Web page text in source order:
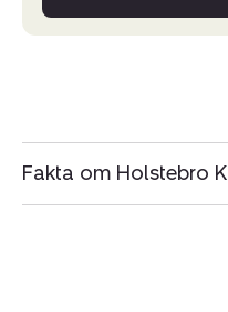
Fakta om Holstebro